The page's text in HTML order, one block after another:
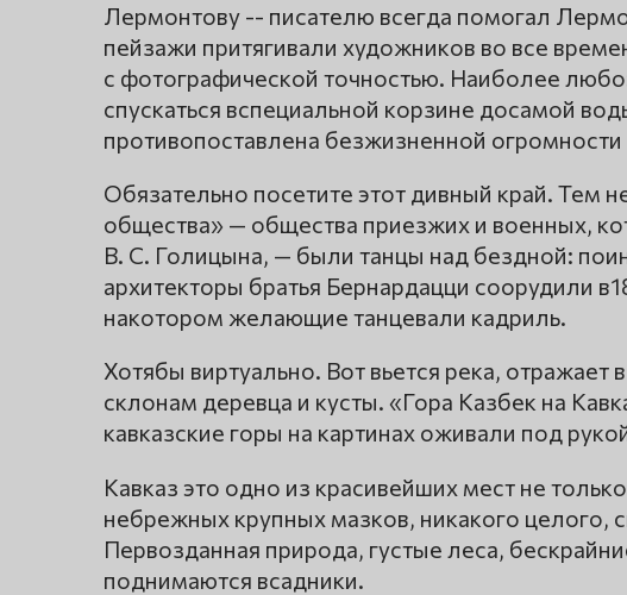
Лермонтову -- писателю всегда помогал
пейзажи притягивали художников во все
с фотографической точностью. Наиболее
спускаться вспециальной корзине досамой
противопоставлена безжизненной
Обязательно посетите этот дивный край. Тем
общества» — общества приезжих и военных,
В. С. Голицына, — были танцы над бездной:
архитекторы братья Бернардацци соорудили
накотором желающие танцевали кадриль.
Хотябы виртуально. Вот вьется река, отражает
склонам деревца и кусты. «Гора Казбек на
кавказские горы на картинах оживали под
Кавказ это одно из красивейших мест не
небрежных крупных мазков, никакого целого,
Первозданная природа, густые леса,
поднимаются всадники.